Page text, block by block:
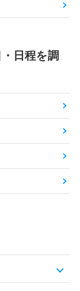
日程を調